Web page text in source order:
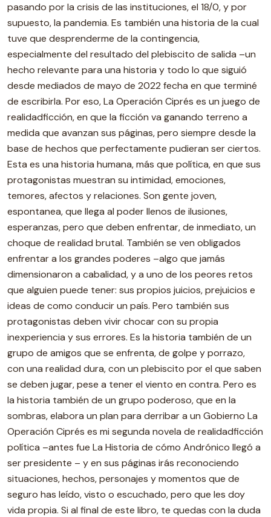
pasando por la crisis de las instituciones, el 18/0, y por
supuesto, la pandemia. Es también una historia de la cual
tuve que desprenderme de la contingencia,
especialmente del resultado del plebiscito de salida –un
hecho relevante para una historia y todo lo que siguió
desde mediados de mayo de 2022 fecha en que terminé
de escribirla. Por eso, La Operación Ciprés es un juego de
realidadficción, en que la ficción va ganando terreno a
medida que avanzan sus páginas, pero siempre desde la
base de hechos que perfectamente pudieran ser ciertos.
Esta es una historia humana, más que política, en que sus
protagonistas muestran su intimidad, emociones,
temores, afectos y relaciones. Son gente joven,
espontanea, que llega al poder llenos de ilusiones,
esperanzas, pero que deben enfrentar, de inmediato, un
choque de realidad brutal. También se ven obligados
enfrentar a los grandes poderes –algo que jamás
dimensionaron a cabalidad, y a uno de los peores retos
que alguien puede tener: sus propios juicios, prejuicios e
ideas de como conducir un país. Pero también sus
protagonistas deben vivir chocar con su propia
inexperiencia y sus errores. Es la historia también de un
grupo de amigos que se enfrenta, de golpe y porrazo,
con una realidad dura, con un plebiscito por el que saben
se deben jugar, pese a tener el viento en contra. Pero es
la historia también de un grupo poderoso, que en la
sombras, elabora un plan para derribar a un Gobierno La
Operación Ciprés es mi segunda novela de realidadficción
política –antes fue La Historia de cómo Andrónico llegó a
ser presidente – y en sus páginas irás reconociendo
situaciones, hechos, personajes y momentos que de
seguro has leído, visto o escuchado, pero que les doy
vida propia. Si al final de este libro, te quedas con la duda